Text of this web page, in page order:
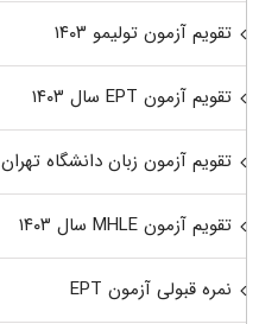
تقویم آزمون تولیمو ۱۴۰۳
تقویم آزمون EPT سال ۱۴۰۳
تقویم آزمون زبان دانشگاه تهران ۱۴۰۳
تقویم آزمون MHLE سال ۱۴۰۳
نمره قبولی آزمون EPT